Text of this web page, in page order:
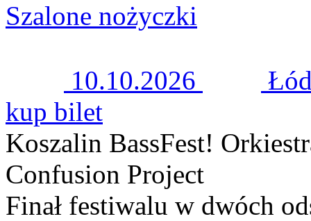
Szalone nożyczki
10.10.2026
kup bilet
Koszalin BassFest!
Confusion Project
Finał festiwalu w dwóch